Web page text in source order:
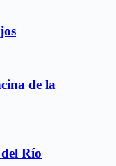
de la
Río